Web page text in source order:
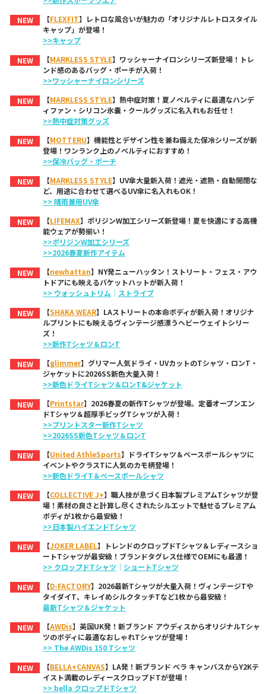
NEW
【FLEXFIT】レトロな風合いが魅力の「オリジナルレトロスタイル
キャップ」が登場！
>>キャップ
NEW
【MARKLESS STYLE】ワッシャーナイロンシリーズ新登場！トレ
ンド感のあるバッグ・ポーチが入荷！
>>ワッシャーナイロンシリーズ
NEW
【MARKLESS STYLE】熱中症対策！夏ノベルティに最適なハンデ
ィファン・シリコン氷嚢・クールグッズに名入れもお任せ！
>>熱中症対策グッズ
NEW
【MOTTERU】機能性とデザイン性を兼ね備えた保冷シリーズが新
登場！ワンランク上のノベルティにおすすめ！
>>保冷バッグ・ポーチ
NEW
【MARKLESS STYLE】UV傘大量新入荷！遮光・遮熱・自動開閉な
ど、用途に合わせて選べるUV傘に名入れもOK！
>> 晴雨兼用UV傘
NEW
【LIFEMAX】ポリジンW加工シリーズ新登場！夏を快適にする高機
能ウェアが勢揃い！
>>ポリジンW加工シリーズ
>>2026春夏新作アイテム
NEW
【newhattan】NY発ニューハッタン！ストリート・フェス・アウ
トドアにも映えるバケットハットが新入荷！
>> ウォッシュトリム ｜ ストライプ
NEW
【SHAKA WEAR】LAストリートの本命ボディが新入荷！オリジナ
ルプリントにも映えるヴィンテージ感漂うヘビーウェイトシリー
ズ！
>>新作Tシャツ＆ロンT
NEW
【glimmer】グリマー人気ドライ・UVカットのTシャツ・ロンT・
ジャケットに2026SS新色大量入荷！
>>新色ドライTシャツ＆ロンT&ジャケット
NEW
【Printstar】2026春夏の新作Tシャツが登場。定番オープンエン
ドTシャツ＆超厚手ビッグTシャツが入荷！
>>プリントスター新作Tシャツ
>>2026SS新色Tシャツ＆ロンT
NEW
【United AthleSports】ドライTシャツ＆ベースボールシャツに
イベントやクラスTに人気のカモ柄登場！
>>新色ドライT＆ベースボールシャツ
NEW
【COLLECTIVE J+】職人技が息づく日本製プレミアムTシャツが登
場！素材の良さと計算し尽くされたシルエットで魅せるプレミアム
ボディが1枚から最安級！
>>日本製ハイエンドTシャツ
NEW
【JOKER LABEL】トレンドのクロップドTシャツ＆レディースショ
ートTシャツが最安級！ブランドタグレス仕様でOEMにも最適！
>> クロップドTシャツ ｜ ショートTシャツ
NEW
【D-FACTORY】2026最新Tシャツが大量入荷！ヴィンテージTや
タイダイT、キレイめシルクタッチTなど1枚から最安級！
最新Tシャツ＆ジャケット
NEW
【AWDis】英国UK発！新ブランド アウディスからオリジナルTシャ
ツのボディに最適なおしゃれTシャツが登場！
>> The AWDis 150 Tシャツ
NEW
【BELLA+CANVAS】LA発！新ブランド ベラ キャンバスからY2Kテ
イスト満載のレディースクロップドTが登場！
>> bella クロップドTシャツ